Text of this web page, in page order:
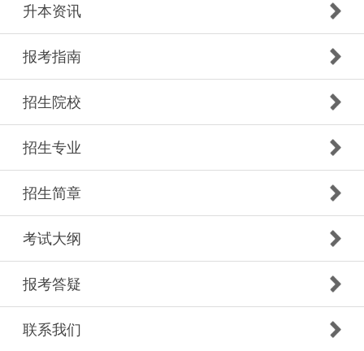
升本资讯
报考指南
招生院校
招生专业
招生简章
考试大纲
报考答疑
联系我们